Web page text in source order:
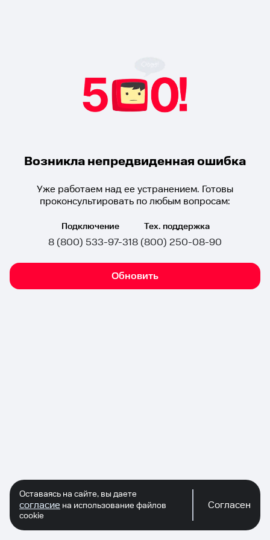
Возникла непредвиденная ошибка
Уже работаем над ее устранением. Готовы
проконсультировать по любым вопросам:
Подключение
8 (800) 533-97-31
Тех. поддержка
8 (800) 250-08-90
Обновить
Оставаясь на сайте, вы даете
согласие на использование файлов
cookie
Согласен